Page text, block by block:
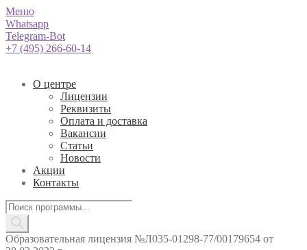
Меню
Whatsapp
Telegram-Bot
+7 (495) 266-60-14
О центре
Лицензии
Реквизиты
Оплата и доставка
Вакансии
Статьи
Новости
Акции
Контакты
Поиск
товаров
Образовательная лицензия №Л035-01298-77/00179654 от